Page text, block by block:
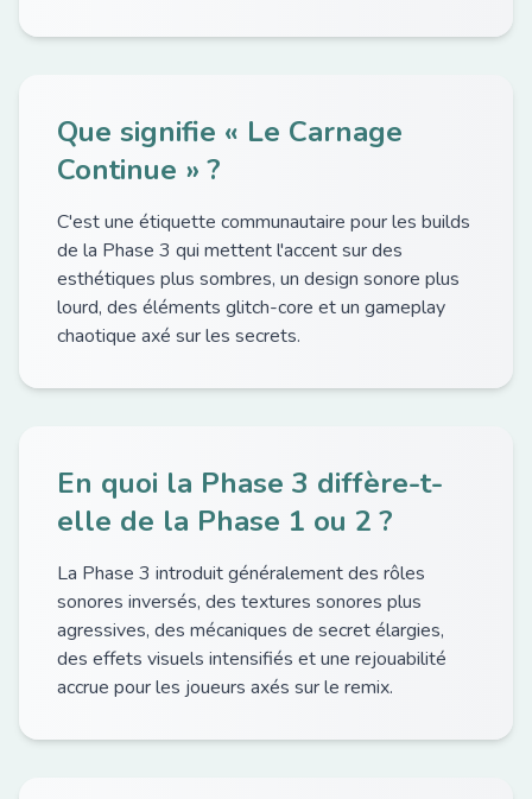
Que signifie « Le Carnage
Continue » ?
C'est une étiquette communautaire pour les builds
de la Phase 3 qui mettent l'accent sur des
esthétiques plus sombres, un design sonore plus
lourd, des éléments glitch-core et un gameplay
chaotique axé sur les secrets.
En quoi la Phase 3 diffère-t-
elle de la Phase 1 ou 2 ?
La Phase 3 introduit généralement des rôles
sonores inversés, des textures sonores plus
agressives, des mécaniques de secret élargies,
des effets visuels intensifiés et une rejouabilité
accrue pour les joueurs axés sur le remix.